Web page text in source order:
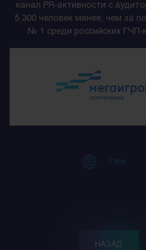
канал PR-активности с
5 300 человек менее, чем за
№ 1 среди российских ГЧП-
t.me
НАЗАД